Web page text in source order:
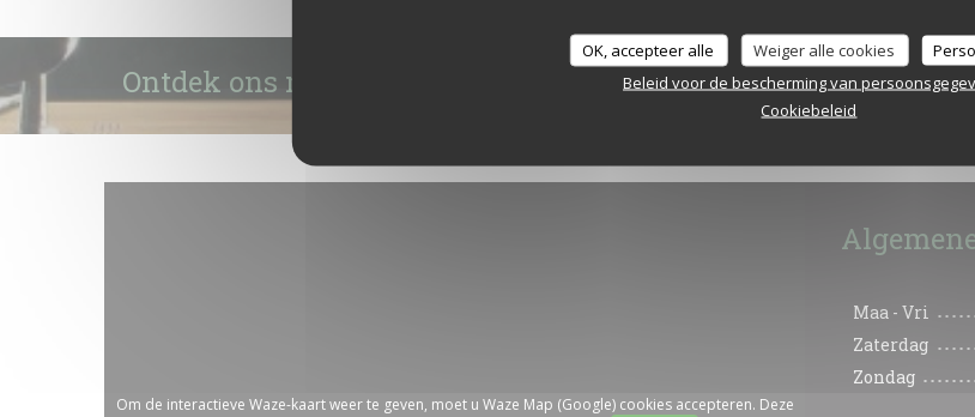
OK, accepteer alle Weiger alle cookies
Beleid voor de bescherming van
Cookiebeleid
Ontdek ons menu
Om de interactieve Waze-kaart weer te geven, moet u Waze Map (Google) cookies accepteren. Deze
Maa - Vri
Zaterdag
Zondag